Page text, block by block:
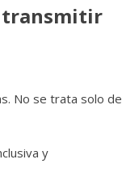
transmitir
No se trata solo de
y